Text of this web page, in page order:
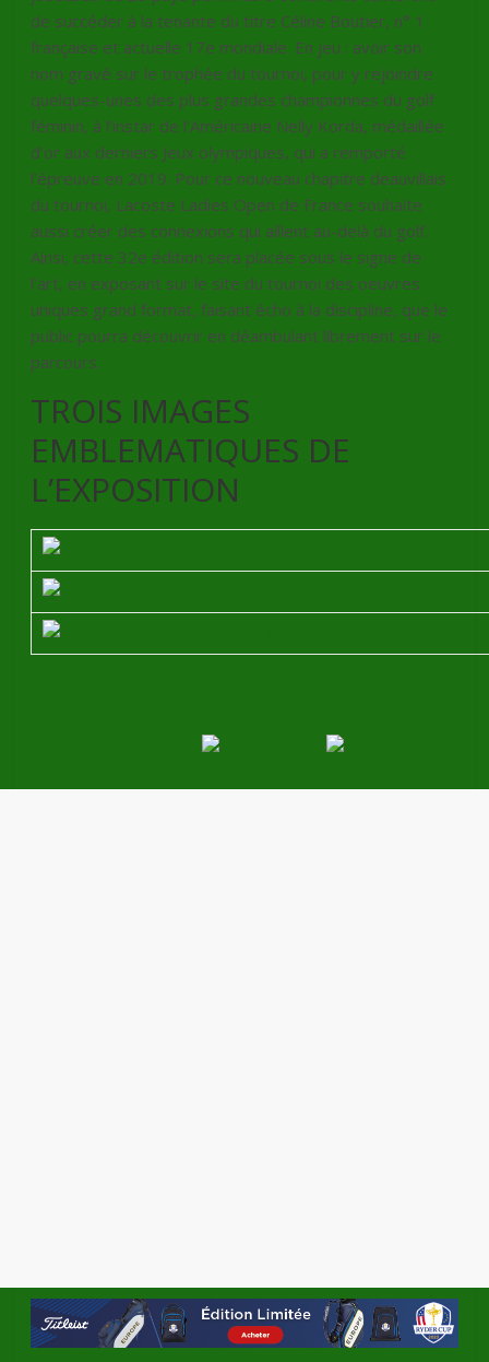
de succéder à la tenante du titre Céline Boutier, n° 1
française et actuelle 17e mondiale. En jeu : avoir son
nom gravé sur le trophée du tournoi, pour y rejoindre
quelques-unes des plus grandes championnes du golf
féminin, à l’instar de l’Américaine Nelly Korda, médaillée
d’or aux derniers Jeux olympiques, qui a remporté
l’épreuve en 2019. Pour ce nouveau chapitre deauvillais
du tournoi, Lacoste Ladies Open de France souhaite
aussi créer des connexions qui aillent au-delà du golf.
Ainsi, cette 32e édition sera placée sous le signe de
l’art, en exposant sur le site du tournoi des oeuvres
uniques grand format, faisant écho à la discipline, que le
public pourra découvrir en déambulant librement sur le
parcours.
TROIS IMAGES
EMBLEMATIQUES DE
L’EXPOSITION